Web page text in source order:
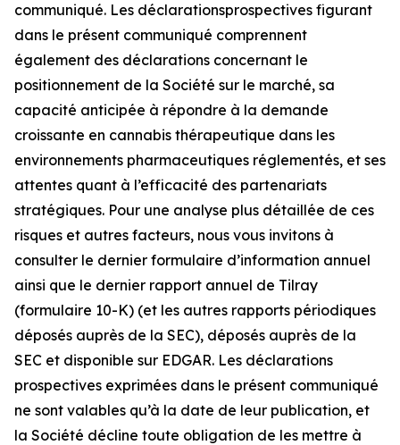
communiqué. Les déclarationsprospectives figurant
dans le présent communiqué comprennent
également des déclarations concernant le
positionnement de la Société sur le marché, sa
capacité anticipée à répondre à la demande
croissante en cannabis thérapeutique dans les
environnements pharmaceutiques réglementés, et ses
attentes quant à l’efficacité des partenariats
stratégiques. Pour une analyse plus détaillée de ces
risques et autres facteurs, nous vous invitons à
consulter le dernier formulaire d’information annuel
ainsi que le dernier rapport annuel de Tilray
(formulaire 10-K) (et les autres rapports périodiques
déposés auprès de la SEC), déposés auprès de la
SEC et disponible sur EDGAR. Les déclarations
prospectives exprimées dans le présent communiqué
ne sont valables qu’à la date de leur publication, et
la Société décline toute obligation de les mettre à